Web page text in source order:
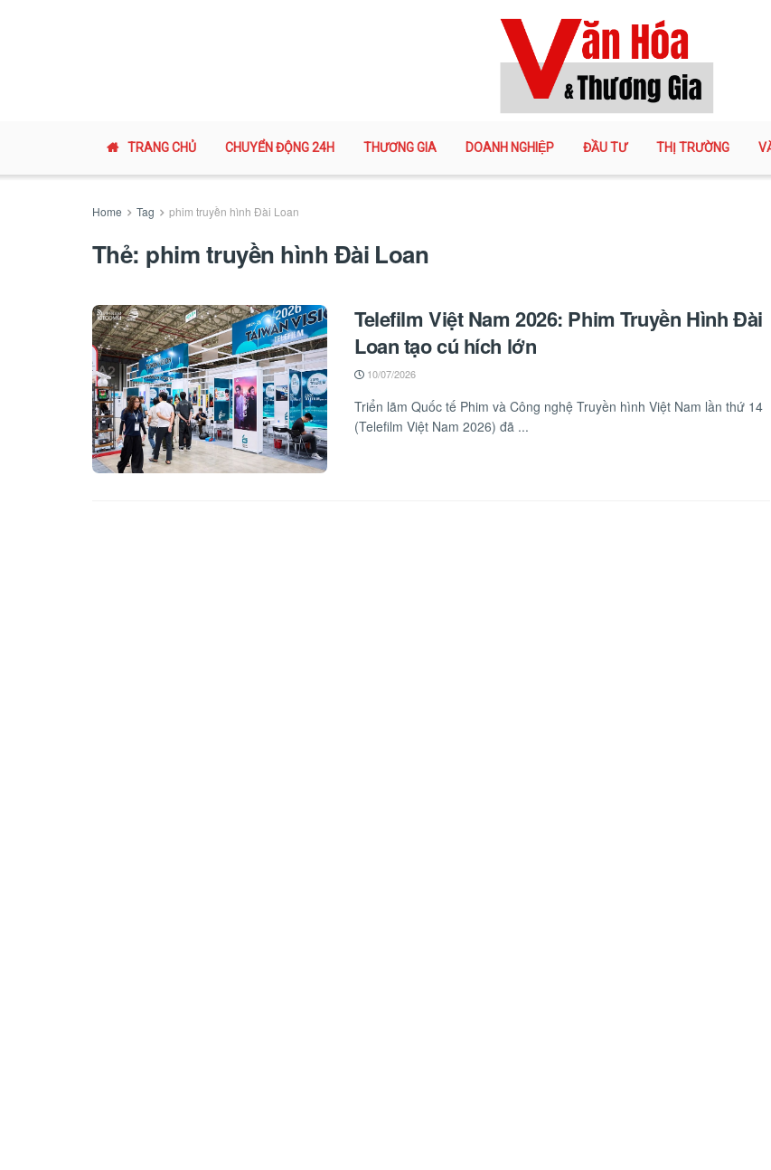
TRANG CHỦ CHUYỂN ĐỘNG 24H THƯƠNG GIA DOANH NGHIỆP ĐẦU TƯ THỊ TRƯỜNG
Home Tag phim truyền hình Đài Loan
Thẻ: phim truyền hình Đài Loan
Telefilm Việt Nam 2026: Phim Truyền Hình Đài
Loan tạo cú hích lớn
10/07/2026
Triển lãm Quốc tế Phim và Công nghệ Truyền hình Việt Nam lần thứ 14
(Telefilm Việt Nam 2026) đã ...